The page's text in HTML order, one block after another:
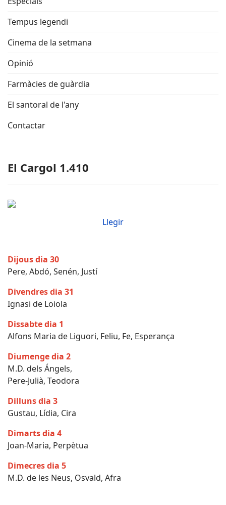
Tempus legendi
Cinema de la setmana
Opinió
Farmàcies de guàrdia
El santoral de l'any
Contactar
El Cargol 1.410
Llegir
Dijous dia 30
Pere, Abdó, Senén, Justí
Divendres dia 31
Ignasi de Loiola
Dissabte dia 1
Alfons Maria de Liguori, Feliu, Fe, Esperança
Diumenge dia 2
M.D. dels Ángels,
Pere-Julià, Teodora
Dilluns dia 3
Gustau, Lídia, Cira
Dimarts dia 4
Joan-Maria, Perpètua
Dimecres dia 5
M.D. de les Neus, Osvald, Afra